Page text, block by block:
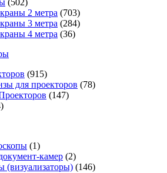
(502)
2 метра (703)
3 метра (284)
4 метра (36)
(915)
для проекторов (78)
(147)
(1)
камер (2)
(визуализаторы) (146)